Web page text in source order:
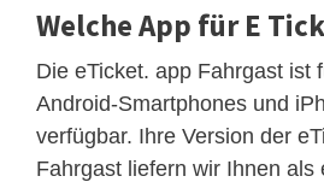
Welche App für E
Die eTicket. app Fahrgast ist
Android-Smartphones und
verfügbar. Ihre Version der
Fahrgast liefern wir Ihnen als